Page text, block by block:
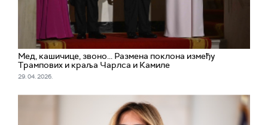
Мед, кашичице, звоно... Размена поклона између
Трампових и краља Чарлса и Камиле
29. 04. 2026.